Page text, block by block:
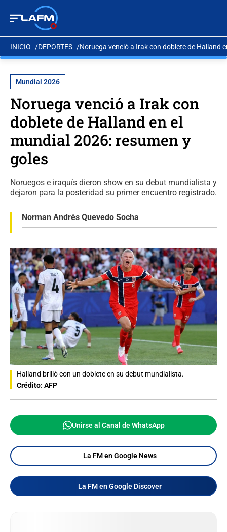
INICIO DEPORTES Noruega venció a Irak con doblete de Halland
Mundial 2026
Noruega venció a Irak con
doblete de Halland en el
mundial 2026: resumen y
goles
Noruegos e iraquís dieron show en su debut mundialista y
dejaron para la posteridad su primer encuentro registrado.
Norman Andrés Quevedo Socha
Halland brilló con un doblete en su debut mundialista.
Crédito: AFP
Unirse al Canal de WhatsApp
La FM en Google News
La FM en Google Discover